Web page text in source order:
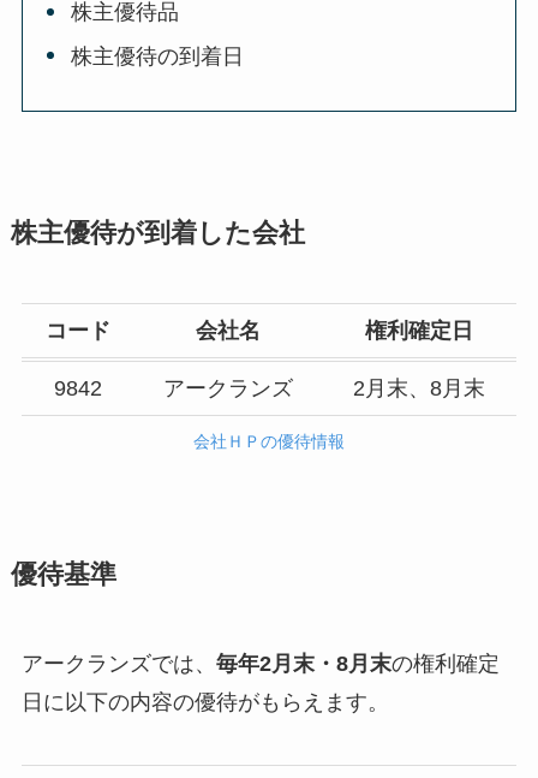
株主優待品
株主優待の到着日
株主優待が到着した会社
コード 会社名 権利確定日
9842 アークランズ 2月末、8月末
会社ＨＰの優待情報
優待基準
アークランズでは、 毎年2月末・8月末の権利確定
日に以下の内容の優待がもらえます。